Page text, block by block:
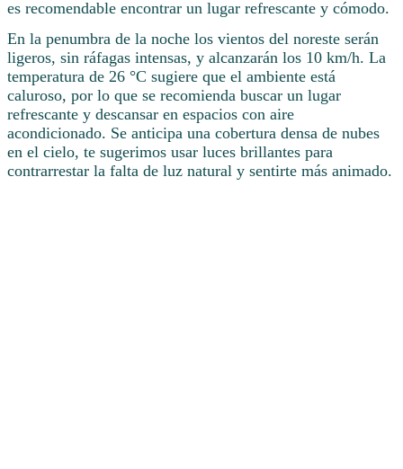
es recomendable encontrar un lugar refrescante y cómodo.
En la penumbra de la noche los vientos del noreste serán
ligeros, sin ráfagas intensas, y alcanzarán los 10 km/h. La
temperatura de 26 °C sugiere que el ambiente está
caluroso, por lo que se recomienda buscar un lugar
refrescante y descansar en espacios con aire
acondicionado. Se anticipa una cobertura densa de nubes
en el cielo, te sugerimos usar luces brillantes para
contrarrestar la falta de luz natural y sentirte más animado.